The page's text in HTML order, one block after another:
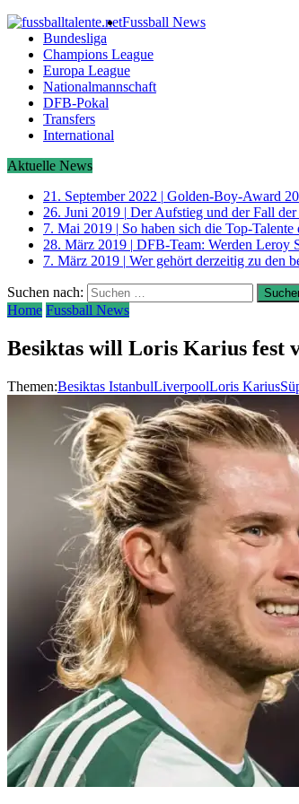
Fussball News
Bundesliga
Champions League
Europa League
Nationalmannschaft
DFB-Pokal
Transfers
International
Aktuelle News
21. September 2022 | Golden-Boy-Award
26. Juni 2019 | Der Aufstieg und der Fall
7. Mai 2019 | So haben sich die Top-
28. März 2019 | DFB-Team: Werden Leroy
7. März 2019 | Wer gehört derzeitig zu den
Suchen nach:
Home Fussball News
Besiktas will Loris Karius fest
Themen:Besiktas IstanbulLiverpoolLoris Karius